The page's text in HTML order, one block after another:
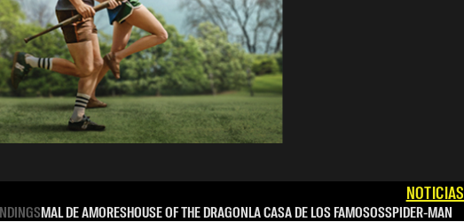
NOTICIAS
MAL DE AMORESHOUSE OF THE DRAGONLA CASA DE LOS FAMOSOSSPIDER-MAN